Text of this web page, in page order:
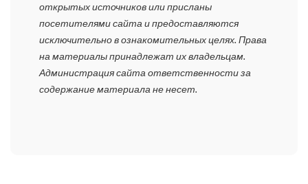
открытых источников или присланы
посетителями сайта и предоставляются
исключительно в ознакомительных целях. Права
на материалы принадлежат их владельцам.
Администрация сайта ответственности за
содержание материала не несет.